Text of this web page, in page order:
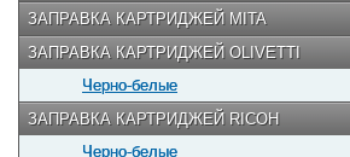
ЗАПРАВКА КАРТРИДЖЕЙ MITA
ЗАПРАВКА КАРТРИДЖЕЙ OLIVETTI
Черно-белые
ЗАПРАВКА КАРТРИДЖЕЙ RICOH
Черно-белые